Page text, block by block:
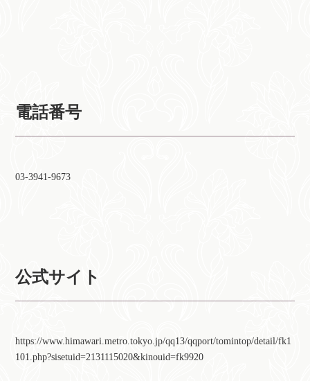
電話番号
03-3941-9673
公式サイト
https://www.himawari.metro.tokyo.jp/qq13/qqport/tomintop/detail/fk1
101.php?sisetuid=2131115020&kinouid=fk9920